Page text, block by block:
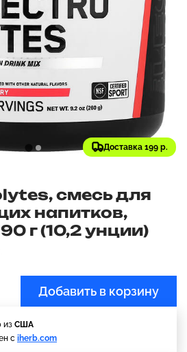
Доставка 199 р.
смесь для
напитков,
г (10,2 унции)
Добавить в корзину
из США
с iherb.com